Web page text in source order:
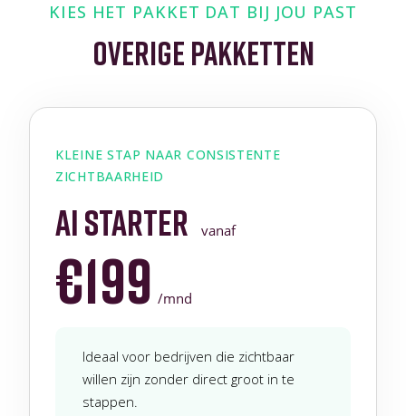
KIES HET PAKKET DAT BIJ JOU PAST
OVERIGE PAKKETTEN
KLEINE STAP NAAR CONSISTENTE
ZICHTBAARHEID
ai starter vanaf
€199 /mnd
Ideaal voor bedrijven die zichtbaar
willen zijn zonder direct groot in te
stappen.